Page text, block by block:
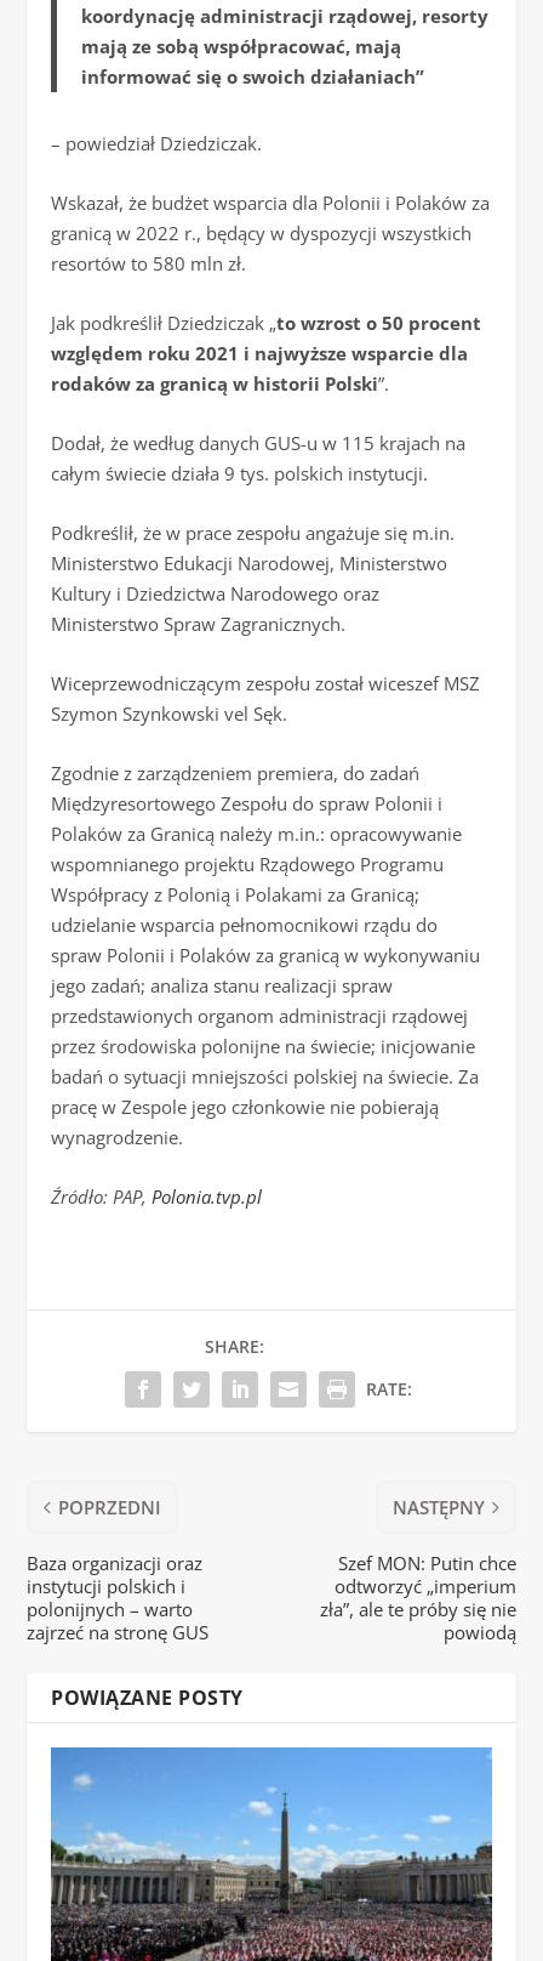
koordynację administracji rządowej, resorty
mają ze sobą współpracować, mają
informować się o swoich działaniach”
– powiedział Dziedziczak.
Wskazał, że budżet wsparcia dla Polonii i Polaków za
granicą w 2022 r., będący w dyspozycji wszystkich
resortów to 580 mln zł.
Jak podkreślił Dziedziczak „to wzrost o 50 procent
względem roku 2021 i najwyższe wsparcie dla
rodaków za granicą w historii Polski”.
Dodał, że według danych GUS-u w 115 krajach na
całym świecie działa 9 tys. polskich instytucji.
Podkreślił, że w prace zespołu angażuje się m.in.
Ministerstwo Edukacji Narodowej, Ministerstwo
Kultury i Dziedzictwa Narodowego oraz
Ministerstwo Spraw Zagranicznych.
Wiceprzewodniczącym zespołu został wiceszef MSZ
Szymon Szynkowski vel Sęk.
Zgodnie z zarządzeniem premiera, do zadań
Międzyresortowego Zespołu do spraw Polonii i
Polaków za Granicą należy m.in.: opracowywanie
wspomnianego projektu Rządowego Programu
Współpracy z Polonią i Polakami za Granicą;
udzielanie wsparcia pełnomocnikowi rządu do
spraw Polonii i Polaków za granicą w wykonywaniu
jego zadań; analiza stanu realizacji spraw
przedstawionych organom administracji rządowej
przez środowiska polonijne na świecie; inicjowanie
badań o sytuacji mniejszości polskiej na świecie. Za
pracę w Zespole jego członkowie nie pobierają
wynagrodzenie.
Źródło: PAP,Polonia.tvp.pl
SHARE:
RATE:
POPRZEDNI
Baza organizacji oraz
instytucji polskich i
polonijnych – warto
zajrzeć na stronę GUS
NASTĘPNY
Szef MON: Putin chce
odtworzyć „imperium
zła”, ale te próby się nie
powiodą
POWIĄZANE POSTY